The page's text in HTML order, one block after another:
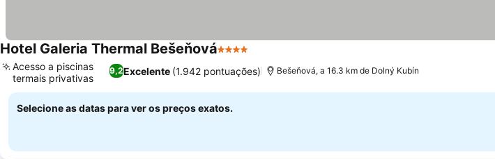
Hotel Galeria Thermal Bešeňová4 Estrelas
9,2Excelente (1.942 pontuações)
Acesso a piscinas
termais privativas
Bešeňová, a 16.3 km de Dolný Kubín
Selecione as datas para ver os preços exatos.